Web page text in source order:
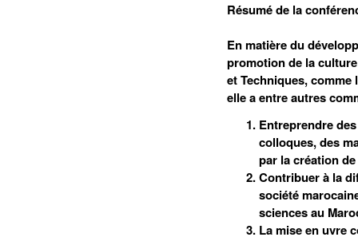
Résumé de la
En matière du
promotion de la
et Techniques,
elle a entre autres
Entreprendre
colloques, des
par la création
Contribuer à la
société
sciences au
La mise en uvre